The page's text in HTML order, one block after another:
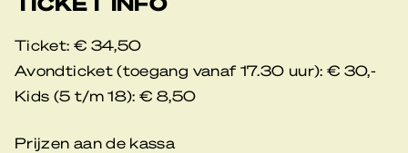
Ticket: € 34,50
Avondticket (toegang vanaf 17.30 uur): € 30,-
Kids (5 t/m 18): € 8,50
Prijzen aan de kassa